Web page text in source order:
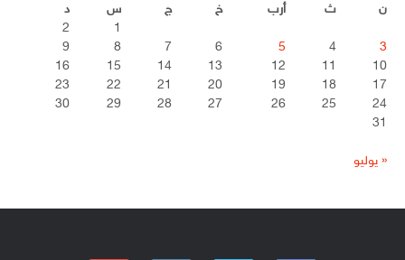
ن
ث أرب خ ج س
د
1
2
3
4
5
6
7
8
9
10
11
12
13
14
15
16
17
18
19
20
21
22
23
24
25
26
27
28
29
30
31
« يوليو